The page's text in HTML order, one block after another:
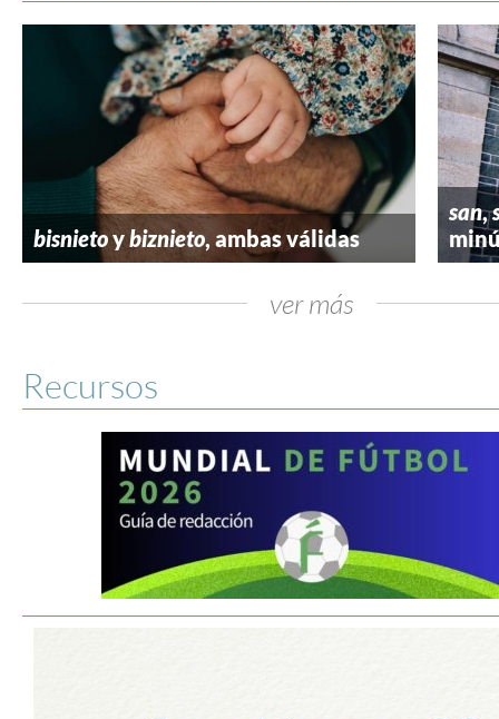
bisnietoybiznieto, ambas válidas
san,
ver más
Recursos